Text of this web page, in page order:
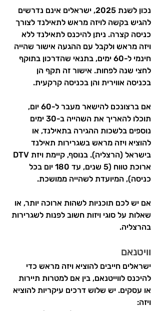
נכון לשנת 2025, ישראלים אינם נדרשים
להגיש בקשה לויזה מראש לתאילנד לצורך
כניסה קצרה. ניתן להיכנס לתאילנד ללא
ויזה מראש ולקבל עם ההגעה אישור שהייה
חינמי ל-60 ימים, בתנאי שהדרכון בתוקף
לחצי שנה לפחות. אישור זה תקף הן
בכניסה אווירית והן בכניסה קרקעית.
אם ברצונכם להישאר מעבר ל-60 יום,
תוכלו להאריך את השהייה ב-30 ימים
נוספים בלשכות ההגירה בתאילנד, או
להוציא ויזה מראש בשגרירות תאילנד
ארוכת טווח (5 שנים, עד 180 יום בכל
כניסה), המיועדת לשהייה ממושכת.
אם יש לכם תוכניות לשהות ארוכה יותר, או
שאלות על סוגי ויזות חשוב לפנות לשגרירות
בהרצליה.
וויטנאם
ישראלים חייבים להוציא ויזה מראש כדי
להיכנס לווייטנאם, בין אם למטרות תיירות
או עסקים. יש שלוש דרכים עיקריות להוציא
ויזה: